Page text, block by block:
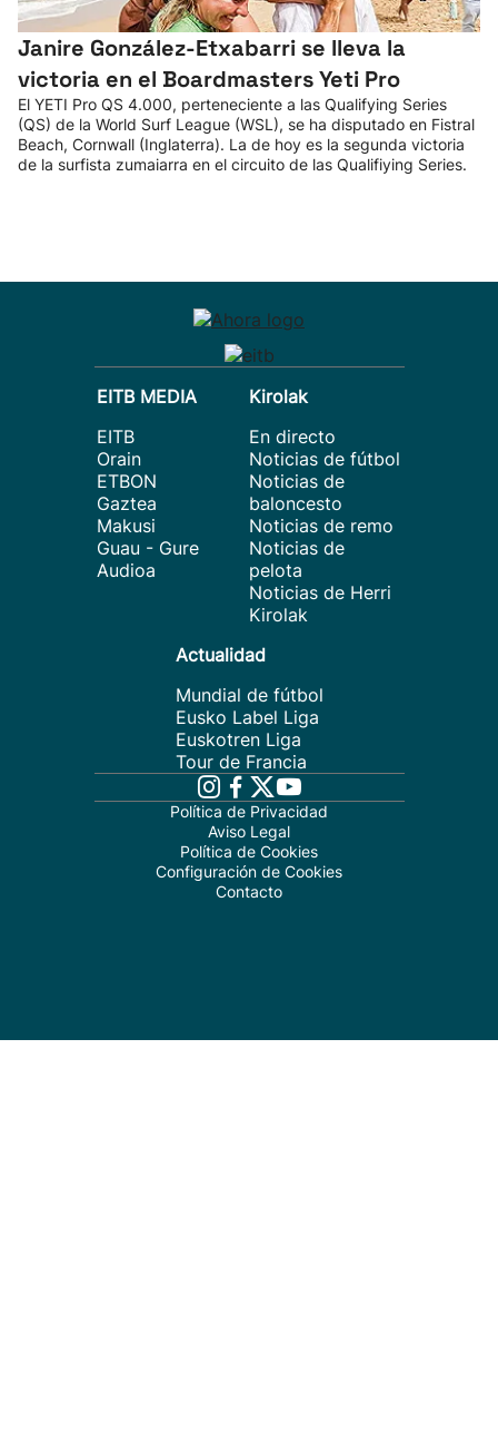
Janire González-Etxabarri se lleva la
victoria en el Boardmasters Yeti Pro
El YETI Pro QS 4.000, perteneciente a las Qualifying Series
(QS) de la World Surf League (WSL), se ha disputado en Fistral
Beach, Cornwall (Inglaterra). La de hoy es la segunda victoria
de la surfista zumaiarra en el circuito de las Qualifiying Series.
EITB MEDIA
EITB
Orain
ETBON
Gaztea
Makusi
Guau - Gure
Audioa
Kirolak
En directo
Noticias de fútbol
Noticias de
baloncesto
Noticias de remo
Noticias de
pelota
Noticias de Herri
Kirolak
Actualidad
Mundial de fútbol
Eusko Label Liga
Euskotren Liga
Tour de Francia
Política de Privacidad
Aviso Legal
Política de Cookies
Configuración de Cookies
Contacto